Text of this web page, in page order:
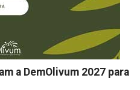
a DemOlivum 2027 para